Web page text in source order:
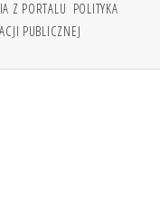
Z PORTALU POLITYKA
PUBLICZNEJ